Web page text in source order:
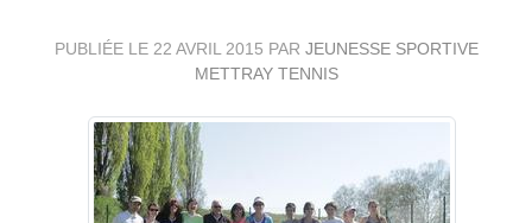
PUBLIÉE LE 22 AVRIL 2015 PAR JEUNESSE SPORTIVE
METTRAY TENNIS